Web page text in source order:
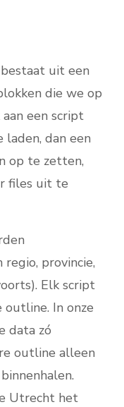
uit een
die we op
een script
dan een
op te zetten,
files uit te
regio, provincie,
Elk script
outline. In onze
data zó
outline alleen
Utrecht het